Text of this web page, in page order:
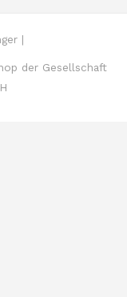
|
der Gesellschaft